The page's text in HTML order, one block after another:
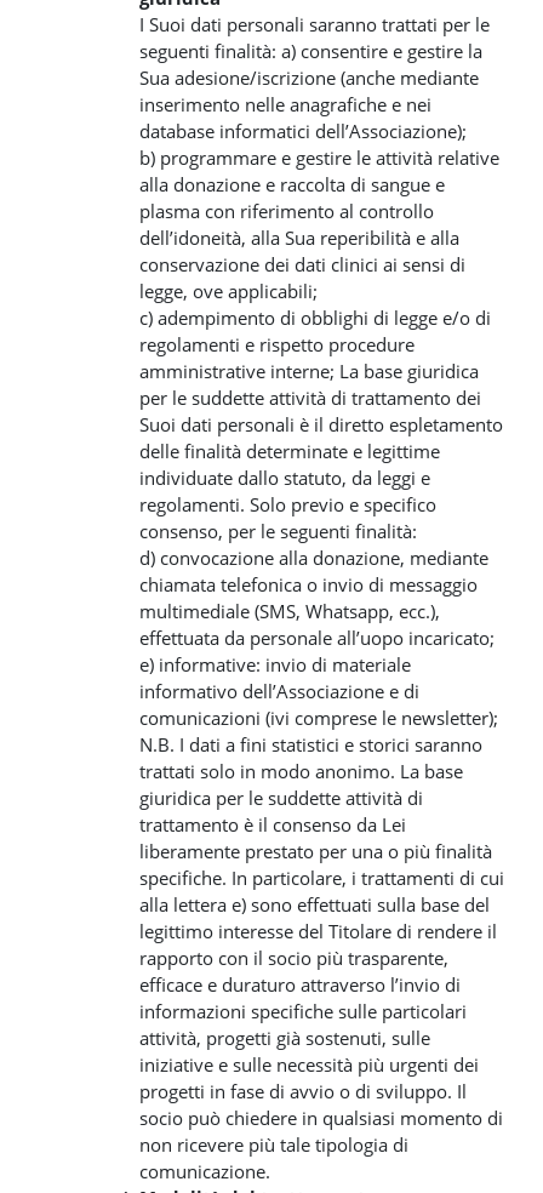
I Suoi dati personali saranno trattati per le
seguenti finalità: a) consentire e gestire la
Sua adesione/iscrizione (anche mediante
inserimento nelle anagrafiche e nei
database informatici dell’Associazione);
b) programmare e gestire le attività relative
alla donazione e raccolta di sangue e
plasma con riferimento al controllo
dell’idoneità, alla Sua reperibilità e alla
conservazione dei dati clinici ai sensi di
legge, ove applicabili;
c) adempimento di obblighi di legge e/o di
regolamenti e rispetto procedure
amministrative interne; La base giuridica
per le suddette attività di trattamento dei
Suoi dati personali è il diretto espletamento
delle finalità determinate e legittime
individuate dallo statuto, da leggi e
regolamenti. Solo previo e specifico
consenso, per le seguenti finalità:
d) convocazione alla donazione, mediante
chiamata telefonica o invio di messaggio
multimediale (SMS, Whatsapp, ecc.),
effettuata da personale all’uopo incaricato;
e) informative: invio di materiale
informativo dell’Associazione e di
comunicazioni (ivi comprese le newsletter);
N.B. I dati a fini statistici e storici saranno
trattati solo in modo anonimo. La base
giuridica per le suddette attività di
trattamento è il consenso da Lei
liberamente prestato per una o più finalità
specifiche. In particolare, i trattamenti di cui
alla lettera e) sono effettuati sulla base del
legittimo interesse del Titolare di rendere il
rapporto con il socio più trasparente,
efficace e duraturo attraverso l’invio di
informazioni specifiche sulle particolari
attività, progetti già sostenuti, sulle
iniziative e sulle necessità più urgenti dei
progetti in fase di avvio o di sviluppo. Il
socio può chiedere in qualsiasi momento di
non ricevere più tale tipologia di
comunicazione.